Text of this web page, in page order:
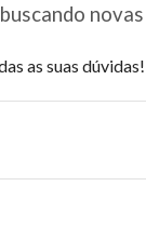
as suas dúvidas!